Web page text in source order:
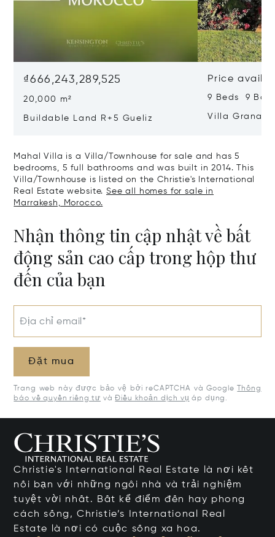
₫666,243,289,525
20,000 m²
Buildable Land R+5 Gueliz
Price
9 Beds 9
Villa
Mahal Villa is a Villa/Townhouse for sale and has 5
bedrooms, 5 full bathrooms and was built in 2014. This
Villa/Townhouse is listed on the Christie's International
Real Estate website.See all homes for sale in
Marrakesh, Morocco.
Nhận thông tin cập nhật về bất
động sản cao cấp trong hộp thư
đến của bạn
Địa chỉ email*
Đặt mua
Trang web này được bảo vệ bởi reCAPTCHA và Google
Thông
báo về quyền riêng tư vàĐiều khoản dịch vụ áp dụng.
Christie's International Real Estate là nơi kết
nối bạn với những ngôi nhà và trải nghiệm
tuyệt vời nhất. Bất kể điểm đến hay phong
cách sống, Christie’s International Real
Estate là nơi có cuộc sống xa hoa.